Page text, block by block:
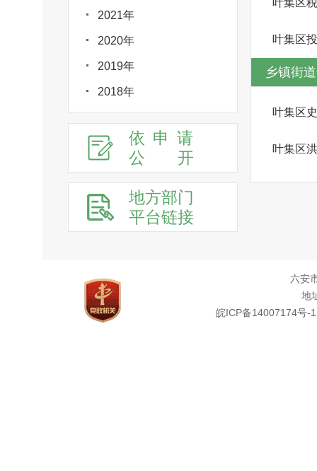
2021年
2020年
2019年
2018年
依申请
公
开
地方部门
平台链接
叶集区
叶集区
乡镇街
叶集区
叶集区
六安
地
皖ICP备14007174号-1